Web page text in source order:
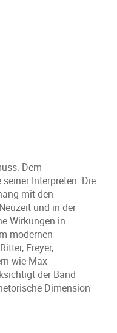
Dem
Interpreten. Die
mit den
und in der
Wirkungen in
modernen
Freyer,
wie Max
der Band
Dimension